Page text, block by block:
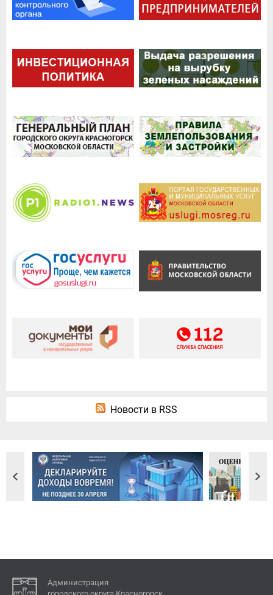
Новости в RSS
Администрация